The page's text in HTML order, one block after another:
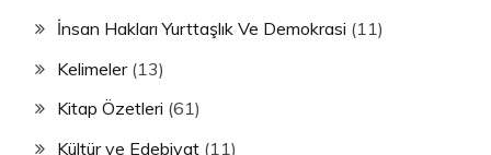
İnsan Hakları Yurttaşlık Ve Demokrasi (11)
Kelimeler(13)
Kitap Özetleri (61)
Kültür ve Edebiyat (11)